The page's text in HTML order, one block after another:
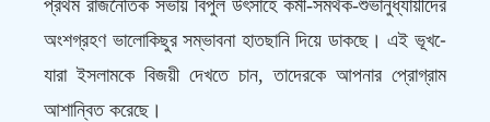
প্রথম রাজনৈতিক সভায় বিপুল উৎসাহে কর্মী-সমর্থক-শুভানুধ্যায়ীদের
অংশগ্রহণ ভালোকিছুর সম্ভাবনা হাতছানি দিয়ে ডাকছে। এই ভূখ-ে
যারা ইসলামকে বিজয়ী দেখতে চান, তাদেরকে আপনার প্রোগ্রাম
আশান্বিত করেছে।